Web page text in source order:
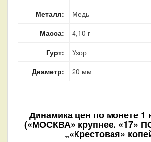
Металл:
Медь
Масса:
4,10 г
Гурт:
Узор
Диаметр:
20 мм
Динамика цен по монете 1
(«МОСКВА» крупнее. «17»
„«Крестовая»